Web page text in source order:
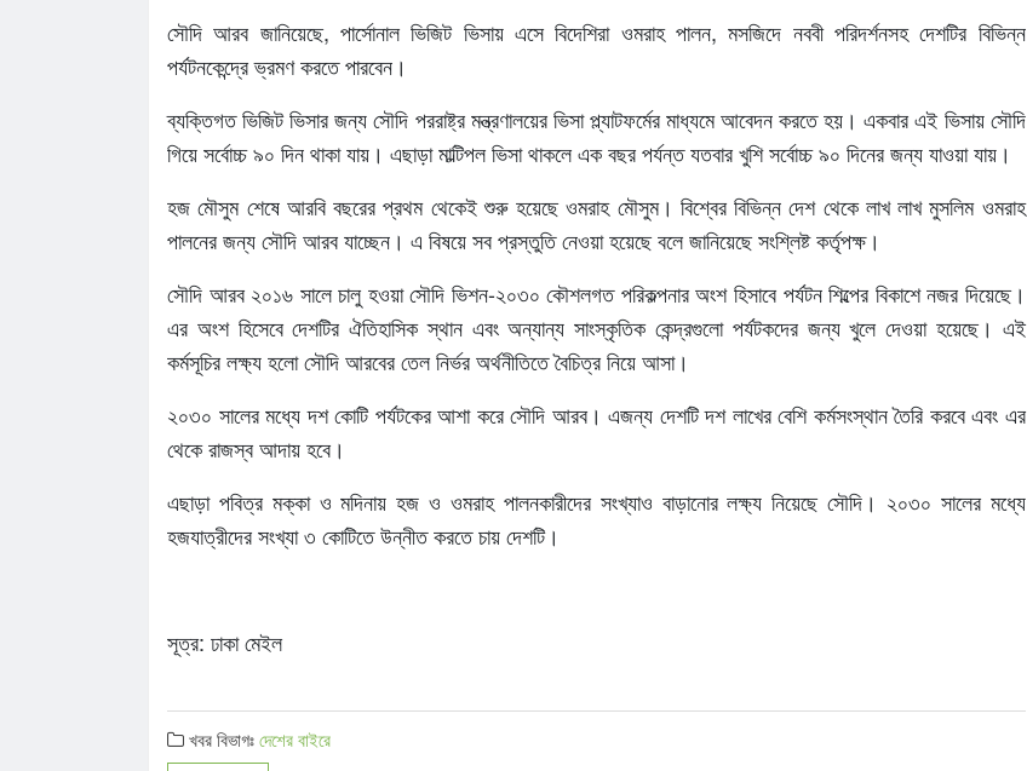
সৌদি আরব জানিয়েছে, পার্সোনাল ভিজিট ভিসায় এসে বিদেশিরা ওমরাহ পালন, মসজিদে নববী পরিদর্শনসহ দেশটির বিভিন্ন
পর্যটনকেন্দ্রে ভ্রমণ করতে পারবেন।
ব্যক্তিগত ভিজিট ভিসার জন্য সৌদি পররাষ্ট্র মন্ত্রণালয়ের ভিসা প্ল্যাটফর্মের মাধ্যমে আবেদন করতে হয়। একবার এই ভিসায় সৌদি
গিয়ে সর্বোচ্চ ৯০ দিন থাকা যায়। এছাড়া মাল্টিপল ভিসা থাকলে এক বছর পর্যন্ত যতবার খুশি সর্বোচ্চ ৯০ দিনের জন্য যাওয়া যায়।
হজ মৌসুম শেষে আরবি বছরের প্রথম থেকেই শুরু হয়েছে ওমরাহ মৌসুম। বিশ্বের বিভিন্ন দেশ থেকে লাখ লাখ মুসলিম ওমরাহ
পালনের জন্য সৌদি আরব যাচ্ছেন। এ বিষয়ে সব প্রস্তুতি নেওয়া হয়েছে বলে জানিয়েছে সংশ্লিষ্ট কর্তৃপক্ষ।
সৌদি আরব ২০১৬ সালে চালু হওয়া সৌদি ভিশন-২০৩০ কৌশলগত পরিকল্পনার অংশ হিসাবে পর্যটন শিল্পের বিকাশে নজর দিয়েছে।
এর অংশ হিসেবে দেশটির ঐতিহাসিক স্থান এবং অন্যান্য সাংস্কৃতিক কেন্দ্রগুলো পর্যটকদের জন্য খুলে দেওয়া হয়েছে। এই
কর্মসূচির লক্ষ্য হলো সৌদি আরবের তেল নির্ভর অর্থনীতিতে বৈচিত্র নিয়ে আসা।
২০৩০ সালের মধ্যে দশ কোটি পর্যটকের আশা করে সৌদি আরব। এজন্য দেশটি দশ লাখের বেশি কর্মসংস্থান তৈরি করবে এবং এর
থেকে রাজস্ব আদায় হবে।
এছাড়া পবিত্র মক্কা ও মদিনায় হজ ও ওমরাহ পালনকারীদের সংখ্যাও বাড়ানোর লক্ষ্য নিয়েছে সৌদি। ২০৩০ সালের মধ্যে
হজযাত্রীদের সংখ্যা ৩ কোটিতে উন্নীত করতে চায় দেশটি।
সূত্র: ঢাকা মেইল
খবর বিভাগঃদেশের বাইরে